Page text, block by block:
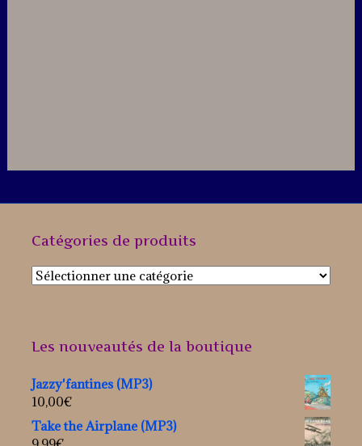
Catégories de produits
Les nouveautés de la boutique
Jazzy'fantines (MP3)
10,00€
Take the Airplane (MP3)